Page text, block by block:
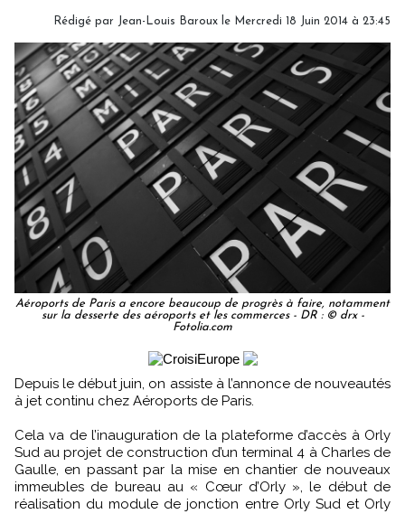
Rédigé par Jean-Louis Baroux le Mercredi 18 Juin 2014 à 23:45
Aéroports de Paris a encore beaucoup de progrès à faire, notamment
sur la desserte des aéroports et les commerces - DR : © drx -
Fotolia.com
Depuis le début juin, on assiste à l’annonce de nouveautés
à jet continu chez Aéroports de Paris.
Cela va de l’inauguration de la plateforme d’accès à Orly
Sud au projet de construction d’un terminal 4 à Charles de
Gaulle, en passant par la mise en chantier de nouveaux
immeubles de bureau au « Cœur d’Orly », le début de
réalisation du module de jonction entre Orly Sud et Orly